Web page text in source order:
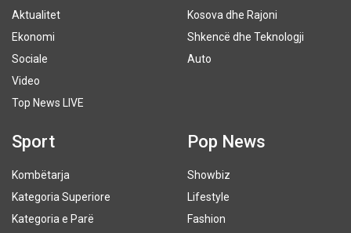
Aktualitet
Ekonomi
Sociale
Video
Top News LIVE
Kosova dhe Rajoni
Shkencë dhe Teknologji
Auto
Sport
Kombëtarja
Kategoria Superiore
Kategoria e Parë
Pop News
Showbiz
Lifestyle
Fashion